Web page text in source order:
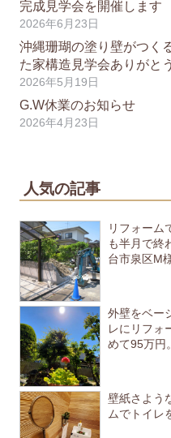
完成見学会を開催します
2026年6月23日
沖縄珊瑚の塗り壁がつく
た家構造見学会ありがと
2026年5月19日
G.W休業のお知らせ
2026年4月23日
人気の記事
リフォーム
も半月で終
台市泉区M様
外壁をベー
レにリフォ
めて95万円
壁紙さよう
ムでトイレ